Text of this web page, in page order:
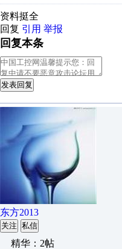
资料挺全
回复 引用 举报
回复本条
发表回复
东方2013
关注 私信
精华：2帖